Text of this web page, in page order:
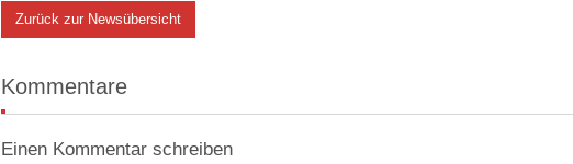
Zurück zur Newsübersicht
Kommentare
Einen Kommentar schreiben